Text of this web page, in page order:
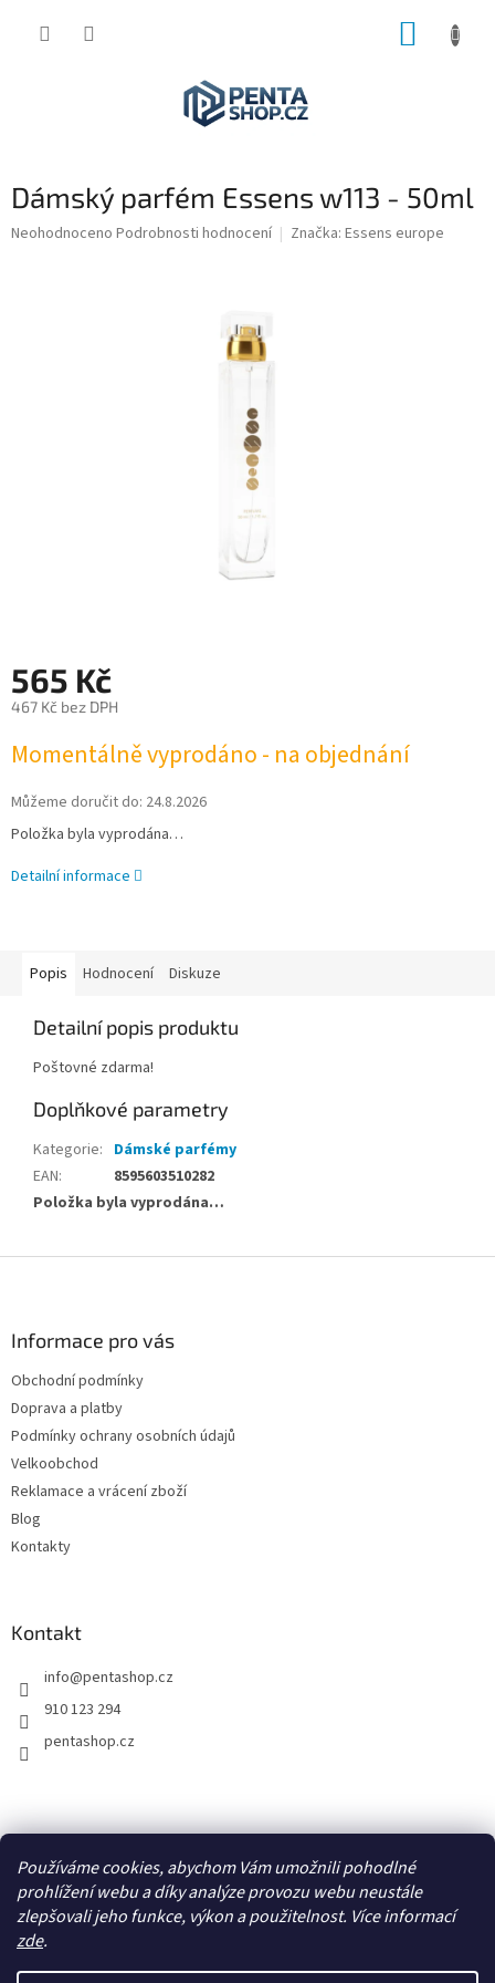
Používáme cookies, abychom Vám umožnili pohodlné
prohlížení webu a díky analýze provozu webu neustále
zlepšovali jeho funkce, výkon a použitelnost. Více informací
zde.
Dámský parfém Essens w113 - 50ml
Průměrné
Neohodnoceno Podrobnosti hodnocení Značka: Essens europe
565 Kč
467 Kč bez DPH
cena:
Momentálně vyprodáno - na objednání
Můžeme doručit do: 24.8.2026
Položka byla vyprodána…
Detailní informace
Popis Hodnocení Diskuze
Detailní popis produktu
Poštovné zdarma!
Doplňkové parametry
Kategorie: Dámské parfémy
EAN:
8595603510282
Položka byla vyprodána…
Informace pro vás
Obchodní podmínky
Doprava a platby
Podmínky ochrany osobních údajů
Velkoobchod
Reklamace a vrácení zboží
Blog
Kontakty
Kontakt
info@pentashop.cz
910 123 294
pentashop.cz